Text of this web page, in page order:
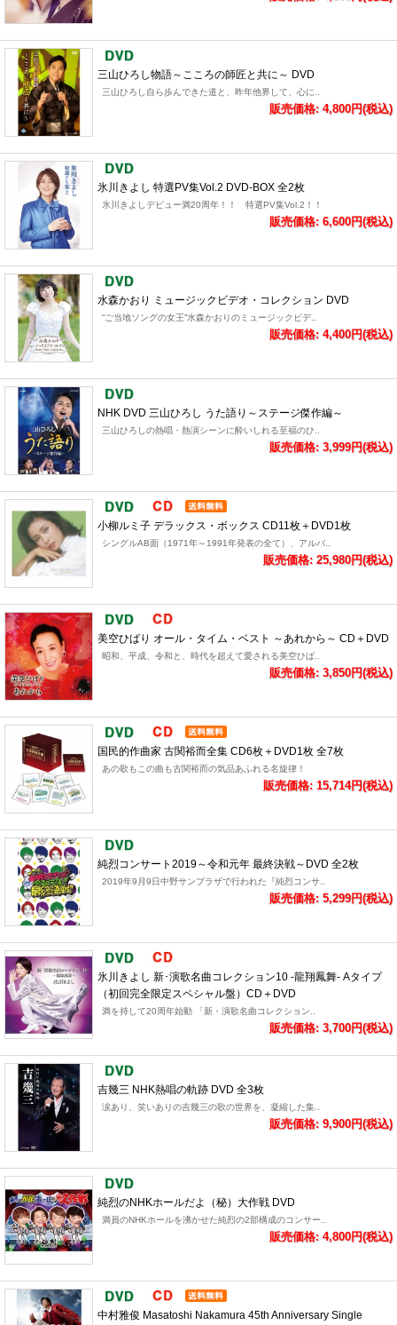
三山ひろし物語～こころの師匠と共に～ DVD
三山ひろし自ら歩んできた道と、昨年他界して、心に..
販売価格: 4,800円(税込)
氷川きよし 特選PV集Vol.2 DVD-BOX 全2枚
氷川きよしデビュー満20周年！！ 特選PV集Vol.2！！
販売価格: 6,600円(税込)
水森かおり ミュージックビデオ・コレクション DVD
“ご当地ソングの女王”水森かおりのミュージックビデ..
販売価格: 4,400円(税込)
NHK DVD 三山ひろし うた語り～ステージ傑作編～
三山ひろしの熱唱・熱演シーンに酔いしれる至福のひ..
販売価格: 3,999円(税込)
小柳ルミ子 デラックス・ボックス CD11枚＋DVD1枚
シングルAB面（1971年～1991年発表の全て）、アルバ..
販売価格: 25,980円(税込)
美空ひばり オール・タイム・ベスト ～あれから～ CD＋DVD
昭和、平成、令和と、時代を超えて愛される美空ひば..
販売価格: 3,850円(税込)
国民的作曲家 古関裕而全集 CD6枚＋DVD1枚 全7枚
あの歌もこの曲も古関裕而の気品あふれる名旋律！
販売価格: 15,714円(税込)
純烈コンサート2019～令和元年 最終決戦～DVD 全2枚
2019年9月9日中野サンプラザで行われた『純烈コンサ..
販売価格: 5,299円(税込)
氷川きよし 新･演歌名曲コレクション10 -龍翔鳳舞- Aタイプ
（初回完全限定スペシャル盤）CD＋DVD
満を持して20周年始動 「新・演歌名曲コレクション..
販売価格: 3,700円(税込)
吉幾三 NHK熱唱の軌跡 DVD 全3枚
涙あり、笑いありの吉幾三の歌の世界を、凝縮した集..
販売価格: 9,900円(税込)
純烈のNHKホールだよ（秘）大作戦 DVD
満員のNHKホールを沸かせた純烈の2部構成のコンサー..
販売価格: 4,800円(税込)
中村雅俊 Masatoshi Nakamura 45th Anniversary Single